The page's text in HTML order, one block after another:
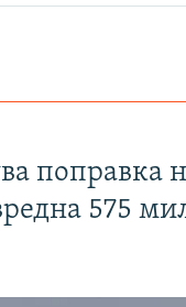
поправка
575